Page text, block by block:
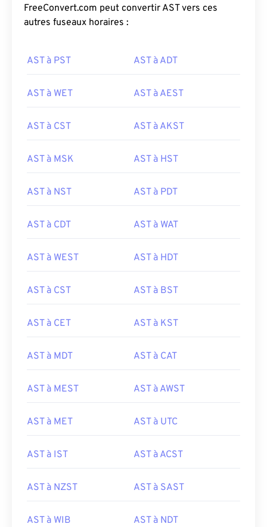
FreeConvert.com peut convertir AST vers ces
autres fuseaux horaires :
AST à PST AST à ADT
AST à WET AST à AEST
AST à CST AST à AKST
AST à MSK AST à HST
AST à NST AST à PDT
AST à CDT AST à WAT
AST à WEST AST à HDT
AST à CST AST à BST
AST à CET AST à KST
AST à MDT AST à CAT
AST à MEST AST à AWST
AST à MET AST à UTC
AST à IST AST à ACST
AST à NZST AST à SAST
AST à WIB AST à NDT